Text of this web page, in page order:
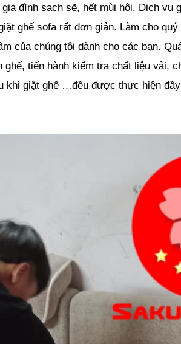
đình sạch sẽ, hết mùi hôi. Dịch vụ
ghế sofa rất đơn giản. Làm cho
của chúng tôi dành cho các bạn.
ghế, tiến hành kiểm tra chất liệu vải,
khi giặt ghế …đều được thực hiện